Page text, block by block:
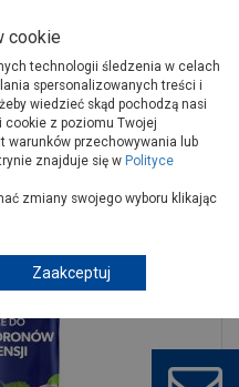
Ogród, hobby
do kwiatów
20 L SUBSTRAL
cookie
technologii śledzenia w celach
spersonalizowanych treści i
wiedzieć skąd pochodzą nasi
cookie z poziomu Twojej
warunków przechowywania lub
znajduje się w Polityce
zmiany swojego wyboru klikając
Zaakceptuj